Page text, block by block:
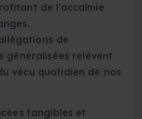
de l’accalmie
de
généralisées relèvent
vécu quotidien de nos
tangibles et